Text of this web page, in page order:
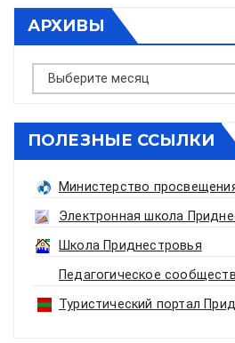
АРХИВЫ
Архивы
ПОЛЕЗНЫЕ ССЫЛКИ
Министерство
Электронная школа
Школа Приднестровья
Педагогическое
Туристический портал